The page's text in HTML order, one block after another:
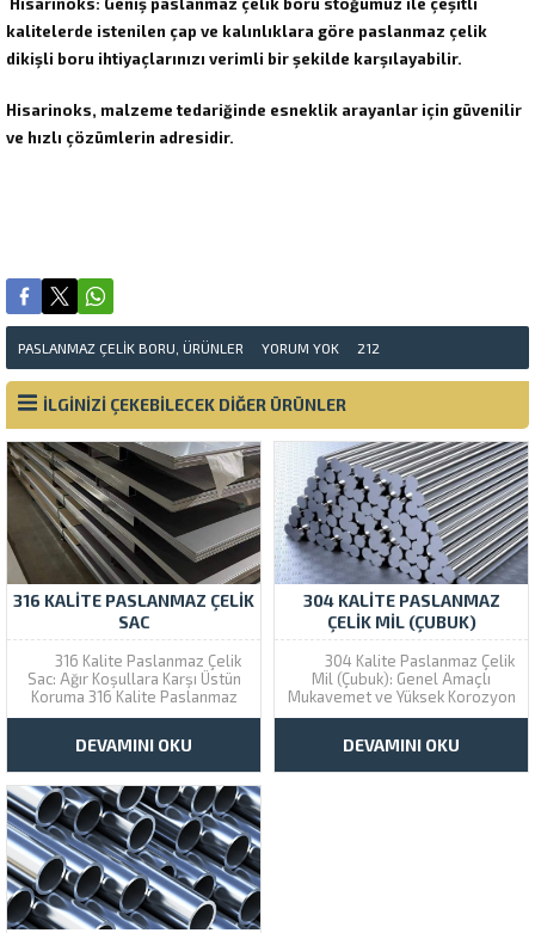
kalitelerde istenilen çap ve kalınlıklara göre paslanmaz çelik
dikişli boru ihtiyaçlarınızı verimli bir şekilde karşılayabilir.
Hisarinoks, malzeme tedariğinde esneklik arayanlar için güvenilir
ve hızlı çözümlerin adresidir.
PASLANMAZ ÇELIK BORU ÜRÜNLER YORUM YOK 212
İLGİNİZİ ÇEKEBİLECEK DİĞER ÜRÜNLER
316 KALITE PASLANMAZ ÇELIK
SAC
316 Kalite Paslanmaz Çelik
Sac: Ağır Koşullara Karşı Üstün
Koruma 316 Kalite Paslanmaz
Çelik, standart 304 kalitenin
sunan, yüksek performanslı bir
östenitik kalitedir. Yapısındaki
eklenen Molibden ve daha fazla
nikel (%2-3) sayesinde,...
DEVAMINI OKU
304 KALITE PASLANMAZ
ÇELIK MIL (ÇUBUK)
304 Kalite Paslanmaz Çelik
Mil (Çubuk): Genel Amaçlı
Mukavemet ve Yüksek Korozyon
Direnci 304 Kalite Paslanmaz
çubuk formları arasında en
yaygın kullanılan kalitedir.
DEVAMINI OKU